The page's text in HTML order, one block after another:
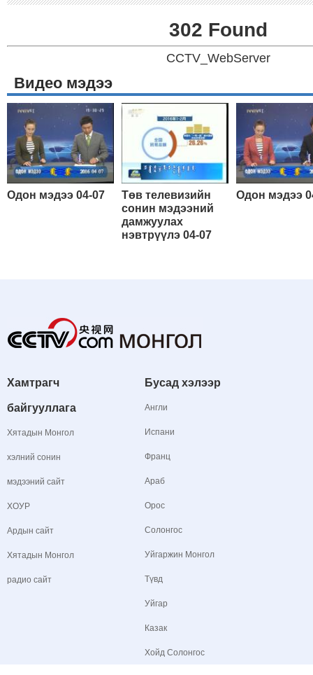
302 Found
CCTV_WebServer
Видео мэдээ
Одон мэдээ 04-07
Төв телевизийн
сонин мэдээний
дамжуулах
нэвтрүүлэ 04-07
Одон мэдээ
Хамтрагч
байгууллага
Хятадын Монгол
хэлний сонин
мэдээний сайт
ХОУР
Ардын сайт
Хятадын Монгол
радио сайт
Бусад хэлээр
Англи
Испани
Франц
Араб
Орос
Солонгос
Уйгаржин Монгол
Түвд
Уйгар
Казак
Хойд Солонгос